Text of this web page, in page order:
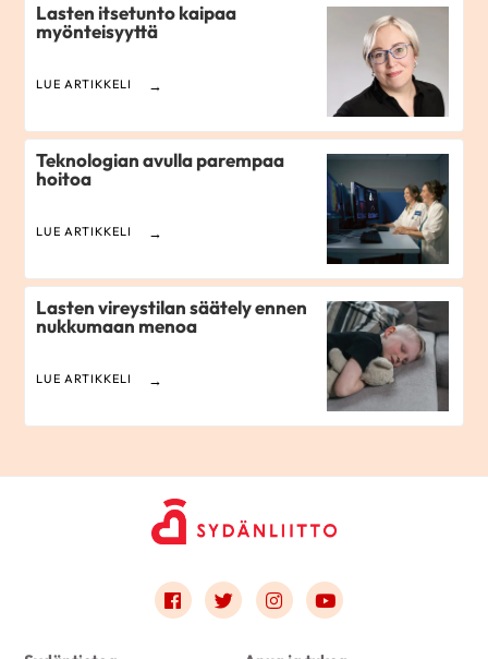
Lasten itsetunto kaipaa
myönteisyyttä
LUE ARTIKKELI
Teknologian avulla parempaa
hoitoa
LUE ARTIKKELI
Lasten vireystilan säätely ennen
nukkumaan menoa
LUE ARTIKKELI
Link to facebook
Link to twitter
Link to instagram
Link to youtube